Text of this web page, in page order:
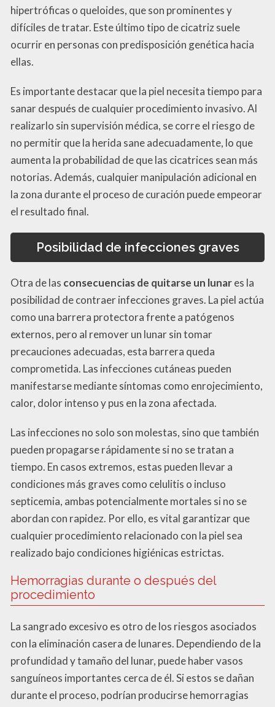
hipertróficas o queloides, que son prominentes y
difíciles de tratar. Este último tipo de cicatriz suele
ocurrir en personas con predisposición genética hacia
ellas.
Es importante destacar que la piel necesita tiempo para
sanar después de cualquier procedimiento invasivo. Al
realizarlo sin supervisión médica, se corre el riesgo de
no permitir que la herida sane adecuadamente, lo que
aumenta la probabilidad de que las cicatrices sean más
notorias. Además, cualquier manipulación adicional en
la zona durante el proceso de curación puede empeorar
el resultado final.
Posibilidad de infecciones graves
Otra de las consecuencias de quitarse un lunares la
posibilidad de contraer infecciones graves. La piel actúa
como una barrera protectora frente a patógenos
externos, pero al remover un lunar sin tomar
precauciones adecuadas, esta barrera queda
comprometida. Las infecciones cutáneas pueden
manifestarse mediante síntomas como enrojecimiento,
calor, dolor intenso y pus en la zona afectada.
Las infecciones no solo son molestas, sino que también
pueden propagarse rápidamente si no se tratan a
tiempo. En casos extremos, estas pueden llevar a
condiciones más graves como celulitis o incluso
septicemia, ambas potencialmente mortales si no se
abordan con rapidez. Por ello, es vital garantizar que
cualquier procedimiento relacionado con la piel sea
realizado bajo condiciones higiénicas estrictas.
Hemorragias durante o después del
procedimiento
La sangrado excesivo es otro de los riesgos asociados
con la eliminación casera de lunares. Dependiendo de la
profundidad y tamaño del lunar, puede haber vasos
sanguíneos importantes cerca de él. Si estos se dañan
durante el proceso, podrían producirse hemorragias